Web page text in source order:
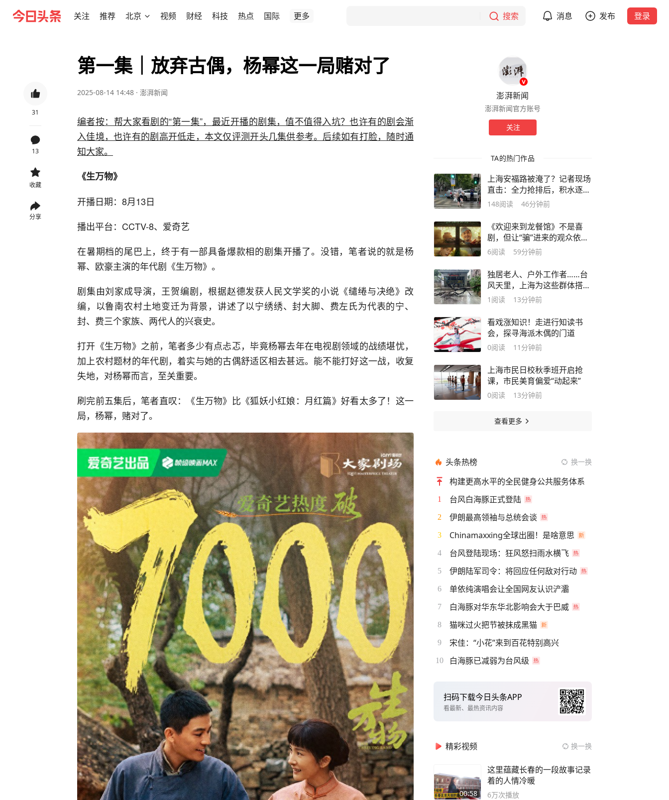
关注 推荐 北京 视频 财经 科技 热点 国际 更多 搜索 消息 发布 登录
31
13
收藏
分享
第一集｜放弃古偶，杨幂这一局赌对了
2025-08-14 14:48 · 澎湃新闻
编者按：帮大家看剧的“第一集”，最近开播的剧集，值不值得入坑？也许有的剧会渐
入佳境，也许有的剧高开低走，本文仅评测开头几集供参考。后续如有打脸，随时通
知大家。
《生万物》
开播日期：8月13日
播出平台：CCTV-8、爱奇艺
在暑期档的尾巴上，终于有一部具备爆款相的剧集开播了。没错，笔者说的就是杨
幂、欧豪主演的年代剧《生万物》。
剧集由刘家成导演，王贺编剧，根据赵德发获人民文学奖的小说《缱绻与决绝》改
编，以鲁南农村土地变迁为背景，讲述了以宁绣绣、封大脚、费左氏为代表的宁、
封、费三个家族、两代人的兴衰史。
打开《生万物》之前，笔者多少有点忐忑，毕竟杨幂去年在电视剧领域的战绩堪忧，
加上农村题材的年代剧，着实与她的古偶舒适区相去甚远。能不能打好这一战，收复
失地，对杨幂而言，至关重要。
刷完前五集后，笔者直叹：《生万物》比《狐妖小红娘：月红篇》好看太多了！这一
局，杨幂，赌对了。
澎湃新闻
澎湃新闻官方账号
关注
TA的热门作品
上海安福路被淹了？记者现场
直击：全力抢排后，积水逐渐
消退
148阅读 46分钟前
《欢迎来到龙餐馆》不是喜
剧，但让“骗”进来的观众依然
惊喜
6阅读 59分钟前
独居老人、户外工作者……台
风天里，上海为这些群体搭起
一道屏障
1 阅读 13分钟前
看戏涨知识！走进行知读书
会，探寻海派木偶的门道
0阅读 11分钟前
上海市民日校秋季班开启抢
课，市民美育偏爱“动起来”
0阅读 13分钟前
查看更多
头条热榜 换一换
构建更高水平的全民健身公共服务体系
1 台风白海豚正式登陆
2 伊朗最高领袖与总统会谈
3 Chinamaxxing全球出圈！是啥意思
4 台风登陆现场：狂风怒扫雨水横飞
5 伊朗陆军司令：将回应任何敌对行动
6 单依纯演唱会让全国网友认识浐灞
7 白海豚对华东华北影响会大于巴威
8 猫咪过火把节被抹成黑猫
9 宋佳：“小花”来到百花特别高兴
10 白海豚已减弱为台风级
扫码下载今日头条APP
看最新、最热资讯内容
精彩视频 换一换
00:58
这里蕴藏长春的一段故事记录
着的人情冷暖
6万次播放